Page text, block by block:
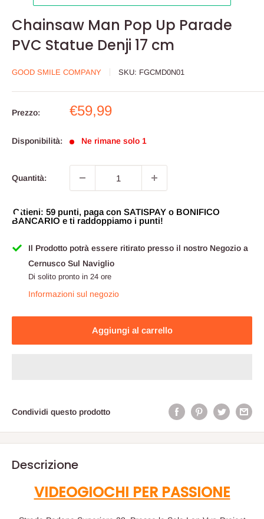
Chainsaw Man Pop Up Parade
PVC Statue Denji 17 cm
GOOD SMILE COMPANY SKU: FGCMD0N01
Prezzo:
Prezzo
€59,99
Disponibilità: Ne rimane solo 1
Quantità:
Ottieni: 59 punti, paga con SATISPAY o BONIFICO
BANCARIO e ti raddoppiamo i punti!
Il Prodotto potrà essere ritirato presso il nostro Negozio a
Cernusco Sul Naviglio
Di solito pronto in 24 ore
Informazioni sul negozio
Aggiungi al carrello
Condividi questo prodotto
Descrizione
VIDEOGIOCHI PER PASSIONE